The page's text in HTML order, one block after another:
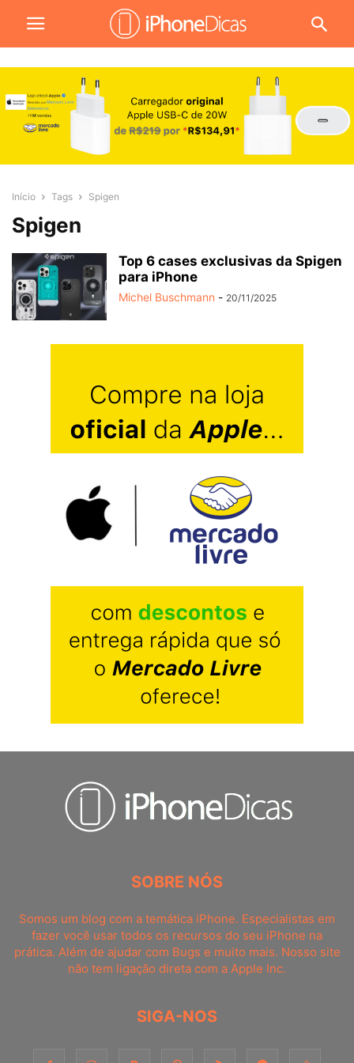
Início Tags Spigen
Spigen
Top 6 cases exclusivas da Spigen
para iPhone
Michel Buschmann - 20/11/2025
SOBRE NÓS
Somos um blog com a temática iPhone. Especialistas em
fazer você usar todos os recursos do seu iPhone na
prática. Além de ajudar com Bugs e muito mais. Nosso site
não tem ligação direta com a Apple Inc.
SIGA-NOS